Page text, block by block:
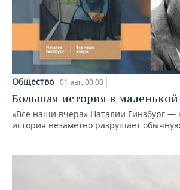
Общество 01 авг, 00:00
Большая история в
«Все наши вчера» Наталии Гинзбург —
история незаметно разрушает